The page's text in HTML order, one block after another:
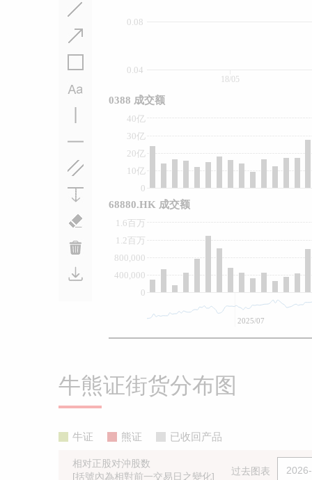
0.08
0.04
0
20亿
40亿
10亿
30亿
0
400,000
800,000
1.2百万
1.6百万
18/05
2025/07
0388 成交额
68880.HK 成交额
牛熊证街货分布图
牛证 熊证 已收回产品
相对正股对沖股数
[括號內為相對前一交易日之變化]
过去图表